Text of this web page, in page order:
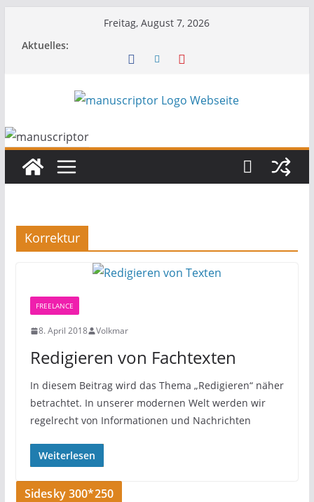
Freitag, August 7, 2026
Aktuelles:
Korrektur
FREELANCE
8. April 2018 Volkmar
Redigieren von Fachtexten
In diesem Beitrag wird das Thema „Redigieren“ näher
betrachtet. In unserer modernen Welt werden wir
regelrecht von Informationen und Nachrichten
Weiterlesen
Sidesky 300*250